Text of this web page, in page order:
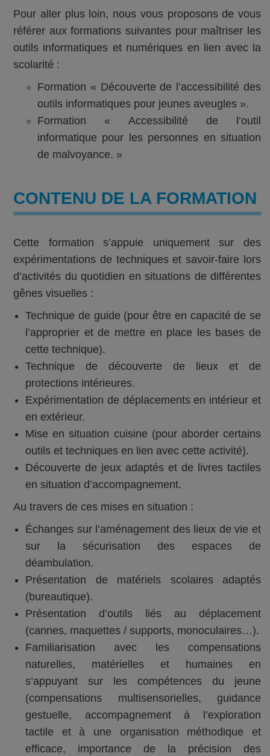
Pour aller plus loin, nous vous proposons de vous
référer aux formations suivantes pour maîtriser les
outils informatiques et numériques en lien avec la
scolarité :
Formation « Découverte de l’accessibilité des
outils informatiques pour jeunes aveugles ».
Formation « Accessibilité de l’outil
informatique pour les personnes en situation
de malvoyance. »
CONTENU DE LA FORMATION
Cette formation s’appuie uniquement sur des
expérimentations de techniques et savoir-faire lors
d’activités du quotidien en situations de différentes
gênes visuelles :
Technique de guide (pour être en capacité de se
l’approprier et de mettre en place les bases de
cette technique).
Technique de découverte de lieux et de
protections intérieures.
Expérimentation de déplacements en intérieur et
en extérieur.
Mise en situation cuisine (pour aborder certains
outils et techniques en lien avec cette activité).
Découverte de jeux adaptés et de livres tactiles
en situation d’accompagnement.
Au travers de ces mises en situation :
Échanges sur l’aménagement des lieux de vie et
sur la sécurisation des espaces de
déambulation.
Présentation de matériels scolaires adaptés
(bureautique).
Présentation d’outils liés au déplacement
(cannes, maquettes / supports, monoculaires…).
Familiarisation avec les compensations
naturelles, matérielles et humaines en
s’appuyant sur les compétences du jeune
(compensations multisensorielles, guidance
gestuelle, accompagnement à l’exploration
tactile et à une organisation méthodique et
efficace, importance de la précision des